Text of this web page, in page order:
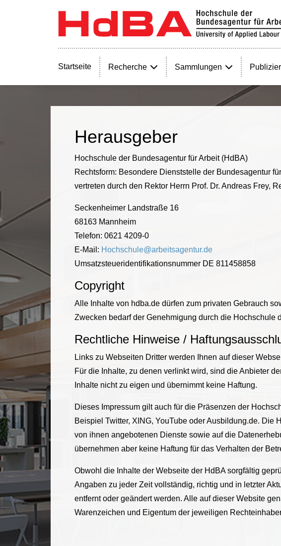
Startseite Recherche Sammlungen
Herausgeber
Hochschule der Bundesagentur für Arbeit (HdBA)
Rechtsform: Besondere Dienststelle der Bundesagentur
vertreten durch den Rektor Herrn Prof. Dr. Andreas Frey,
Seckenheimer Landstraße 16
68163 Mannheim
Telefon: 0621 4209-0
E-Mail: Hochschule@arbeitsagentur.de
Umsatzsteueridentifikationsnummer DE 811458858
Copyright
Alle Inhalte von hdba.de dürfen zum privaten Gebrauch
Zwecken bedarf der Genehmigung durch die Hochschule
Rechtliche Hinweise /
Links zu Webseiten Dritter werden Ihnen auf dieser
Für die Inhalte, zu denen verlinkt wird, sind die Anbieter
Inhalte nicht zu eigen und übernimmt keine Haftung.
Dieses Impressum gilt auch für die Präsenzen der
Beispiel Twitter, XING, YouTube oder Ausbildung.de.
von ihnen angebotenen Dienste sowie auf die
übernehmen aber keine Haftung für das Verhalten der
Obwohl die Inhalte der Webseite der HdBA sorgfältig
Angaben zu jeder Zeit vollständig, richtig und in letzter
entfernt oder geändert werden. Alle auf dieser Website
Warenzeichen und Eigentum der jeweiligen